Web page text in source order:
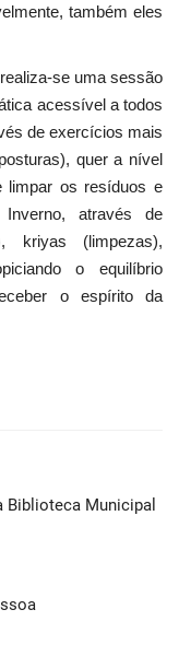
também eles
se uma sessão
acessível a todos
de exercícios mais
quer a nível
limpar os resíduos e
através de
kriyas (limpezas),
o equilíbrio
o espírito da
Biblioteca Municipal